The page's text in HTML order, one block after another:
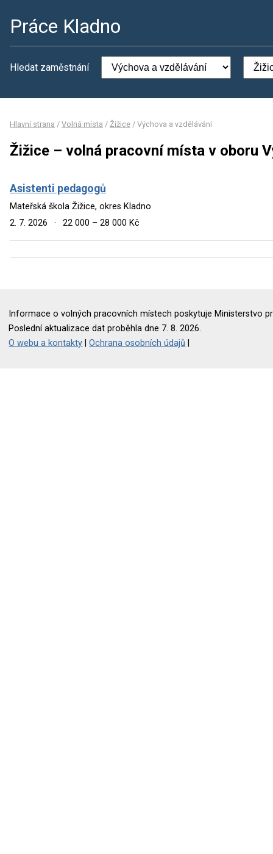
Práce Kladno
Hledat zaměstnání
Hlavní strana / Volná místa / Žižice / Výchova a vzdělávání
Žižice – volná pracovní místa v oboru
Asistenti pedagogů
Mateřská škola Žižice, okres Kladno
2. 7. 2026
· 22 000 – 28 000 Kč
Informace o volných pracovních místech poskytuje Ministerstvo
Poslední aktualizace dat proběhla dne 7. 8. 2026.
O webu a kontakty |Ochrana osobních údajů